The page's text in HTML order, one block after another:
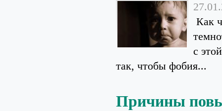
Как
с
так, чтобы фобия...
Причины